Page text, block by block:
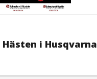
Hästen i Husqvarna